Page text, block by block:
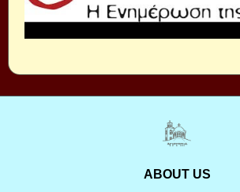
ABOUT US